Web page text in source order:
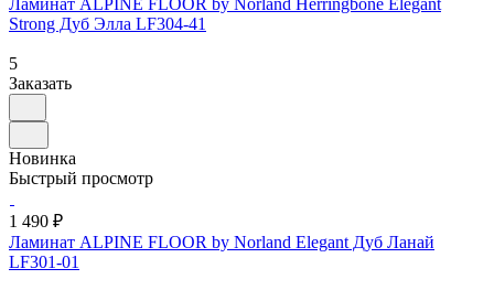
Strong Дуб Элла LF304-41
5
Заказать
Новинка
Быстрый просмотр
1 490 ₽
Ламинат ALPINE FLOOR by Norland Elegant Дуб Ланай
LF301-01